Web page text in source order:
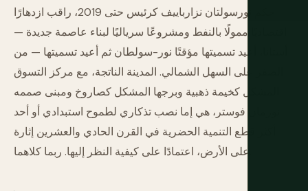
حكم نورسولتان نزارباييف كرئيس حتى 2019، راقب ازدهارًا
اقتصاديًا ممولًا بالنفط ومشروعًا سرياليًا لبناء عاصمة جديدة —
أستانا، أعيد تسميتها مؤقتًا نور-سولطان ثم أعيد تسميتها — من
الصفر على السهل الشمالي. المدينة الناتجة، مع مركز التسوق
المشكل كخيمة ذهبية وبرجها المشكل كصاروخ ومبنى صممه
نورمان فوستر، هي إما نصب تذكاري لطموح استبدادي أو أحد
أكثر قطع التنمية الحضرية في القرن الحادي والعشرين إثارة